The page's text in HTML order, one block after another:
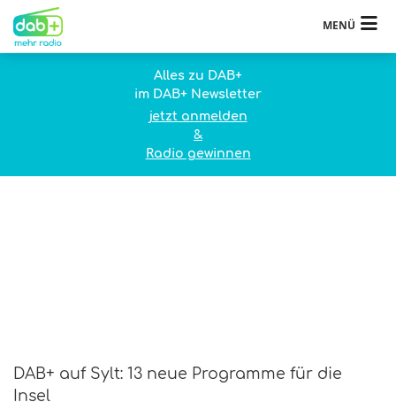
MENÜ
Alles zu DAB+
im DAB+ Newsletter
jetzt anmelden
&
Radio gewinnen
DAB+ auf Sylt: 13 neue Programme für die
Insel